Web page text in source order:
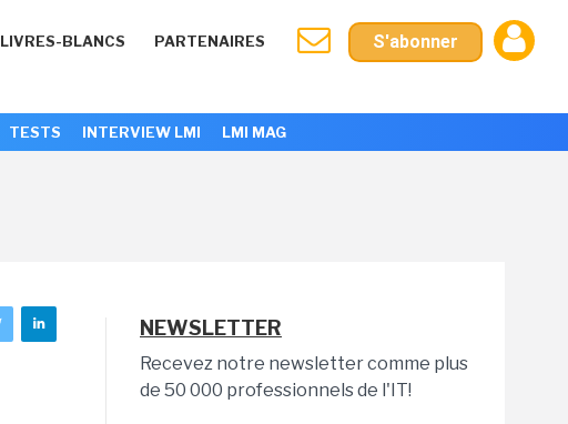
LIVRES-BLANCS PARTENAIRES S'abonner
TESTS INTERVIEW LMI LMI MAG
NEWSLETTER
Recevez notre newsletter comme plus
de 50 000 professionnels de l'IT!